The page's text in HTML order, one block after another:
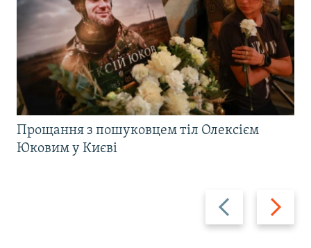
Назад Вперед
Прощання з пошуковцем тіл Олексієм
Юковим у Києві